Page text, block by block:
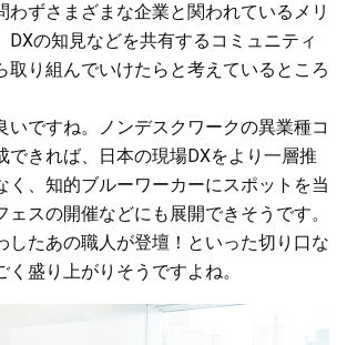
わずさまざまな企業と関われているメリ
DXの知見などを共有するコミュニティ
取り組んでいけたらと考えているところ
いですね。ノンデスクワークの異業種コ
できれば、日本の現場DXをより一層推
く、知的ブルーワーカーにスポットを当
ェスの開催などにも展開できそうです。
したあの職人が登壇！といった切り口な
く盛り上がりそうですよね。